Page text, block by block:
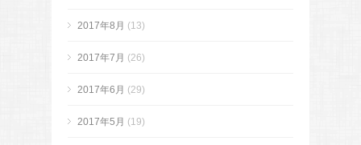
2017年8月 (13)
2017年7月 (26)
2017年6月 (29)
2017年5月 (19)